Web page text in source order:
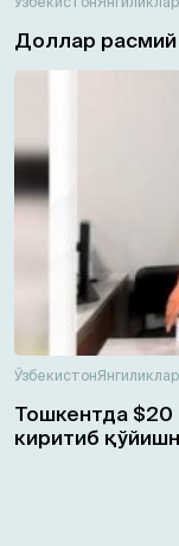
Доллар расмий
ЎзбекистонЯнгиликлар
Тошкентда $20
киритиб